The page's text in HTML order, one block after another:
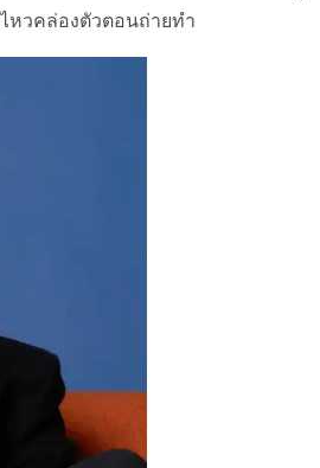
หวคล่องตัวตอนถ่ายทำ